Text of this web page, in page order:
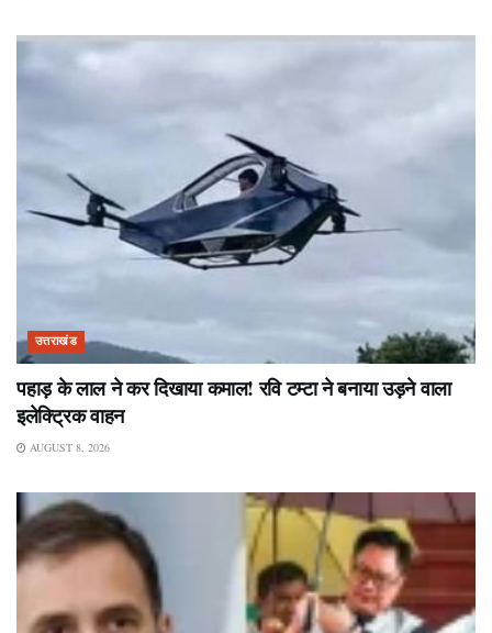
उत्तराखंड
पहाड़ के लाल ने कर दिखाया कमाल! रवि टम्टा ने बनाया उड़ने वाला
इलेक्ट्रिक वाहन
AUGUST 8, 2026